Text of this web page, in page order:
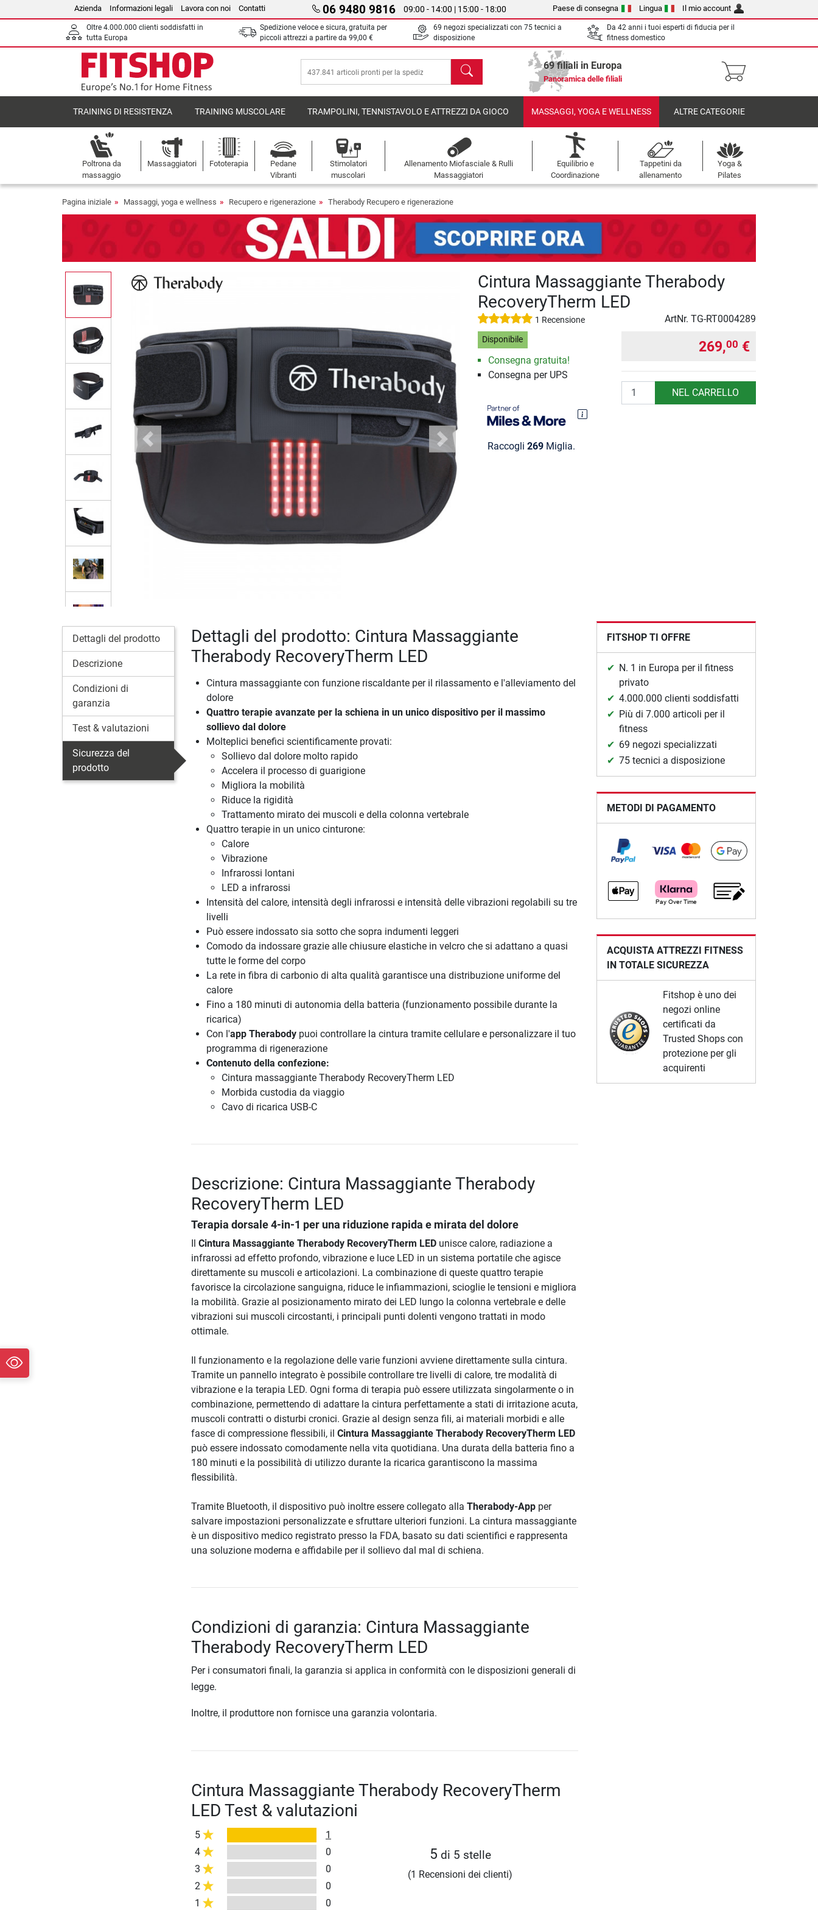
Azienda Informazioni legali Lavora con noi Contatti 06 9480 9816 09:00 - 14:00 | 15:00 - 18:00 Paese di consegna Lingua Il mio account
Oltre 4.000.000 clienti soddisfatti in
tutta Europa
Spedizione veloce e sicura, gratuita per
piccoli attrezzi a partire da 99,00 €
69 negozi specializzati con 75 tecnici a
disposizione
Da 42 anni i tuoi esperti di fiducia per il
fitness domestico
Cerca 69 filiali in Europa
Panoramica delle filiali
TRAINING DI RESISTENZA TRAINING MUSCOLARE TRAMPOLINI, TENNISTAVOLO E ATTREZZI DA GIOCO MASSAGGI, YOGA E WELLNESS ALTRE CATEGORIE
Poltrona da
massaggio
Massaggiatori Fototerapia
Pedane
Vibranti
Stimolatori
muscolari
Allenamento Miofasciale & Rulli
Massaggiatori
Equilibrio e
Coordinazione
Tappetini da
allenamento
Yoga &
Pilates
Pagina iniziale Massaggi, yoga e wellness Recupero e rigenerazione Therabody Recupero e rigenerazione
Previous Next
Cintura Massaggiante Therabody
RecoveryTherm LED
1 Recensione ArtNr. TG-RT0004289
Disponibile
Consegna gratuita!
Consegna per UPS
Raccogli 269Miglia.
269,00 €
Quantità NEL CARRELLO
Dettagli del prodotto
Descrizione
Condizioni di
garanzia
Test & valutazioni
Sicurezza del
prodotto
Dettagli del prodotto: Cintura Massaggiante
Therabody RecoveryTherm LED
Cintura massaggiante con funzione riscaldante per il rilassamento e l'alleviamento del
dolore
Quattro terapie avanzate per la schiena in un unico dispositivo per il massimo
sollievo dal dolore
Molteplici benefici scientificamente provati:
Sollievo dal dolore molto rapido
Accelera il processo di guarigione
Migliora la mobilità
Riduce la rigidità
Trattamento mirato dei muscoli e della colonna vertebrale
Quattro terapie in un unico cinturone:
Calore
Vibrazione
Infrarossi lontani
LED a infrarossi
Intensità del calore, intensità degli infrarossi e intensità delle vibrazioni regolabili su tre
livelli
Può essere indossato sia sotto che sopra indumenti leggeri
Comodo da indossare grazie alle chiusure elastiche in velcro che si adattano a quasi
tutte le forme del corpo
La rete in fibra di carbonio di alta qualità garantisce una distribuzione uniforme del
calore
Fino a 180 minuti di autonomia della batteria (funzionamento possibile durante la
ricarica)
Con l'app Therabodypuoi controllare la cintura tramite cellulare e personalizzare il tuo
programma di rigenerazione
Contenuto della confezione:
Cintura massaggiante Therabody RecoveryTherm LED
Morbida custodia da viaggio
Cavo di ricarica USB-C
Descrizione: Cintura Massaggiante Therabody
RecoveryTherm LED
Terapia dorsale 4-in-1 per una riduzione rapida e mirata del dolore
Il Cintura Massaggiante Therabody RecoveryTherm LEDunisce calore, radiazione a
infrarossi ad effetto profondo, vibrazione e luce LED in un sistema portatile che agisce
direttamente su muscoli e articolazioni. La combinazione di queste quattro terapie
favorisce la circolazione sanguigna, riduce le infiammazioni, scioglie le tensioni e migliora
la mobilità. Grazie al posizionamento mirato dei LED lungo la colonna vertebrale e delle
vibrazioni sui muscoli circostanti, i principali punti dolenti vengono trattati in modo
ottimale.
Il funzionamento e la regolazione delle varie funzioni avviene direttamente sulla cintura.
Tramite un pannello integrato è possibile controllare tre livelli di calore, tre modalità di
vibrazione e la terapia LED. Ogni forma di terapia può essere utilizzata singolarmente o in
combinazione, permettendo di adattare la cintura perfettamente a stati di irritazione acuta,
muscoli contratti o disturbi cronici. Grazie al design senza fili, ai materiali morbidi e alle
fasce di compressione flessibili, il Cintura Massaggiante Therabody RecoveryTherm LED
può essere indossato comodamente nella vita quotidiana. Una durata della batteria fino a
180 minuti e la possibilità di utilizzo durante la ricarica garantiscono la massima
flessibilità.
Tramite Bluetooth, il dispositivo può inoltre essere collegato alla Therabody-Appper
salvare impostazioni personalizzate e sfruttare ulteriori funzioni. La cintura massaggiante
è un dispositivo medico registrato presso la FDA, basato su dati scientifici e rappresenta
una soluzione moderna e affidabile per il sollievo dal mal di schiena.
Condizioni di garanzia: Cintura Massaggiante
Therabody RecoveryTherm LED
Per i consumatori finali, la garanzia si applica in conformità con le disposizioni generali di
legge.
Inoltre, il produttore non fornisce una garanzia volontaria.
Cintura Massaggiante Therabody RecoveryTherm
LED Test & valutazioni
5
1
4
0
3
0
2
0
1
0
5 di 5 stelle
(1 Recensioni dei clienti)
FITSHOP TI OFFRE
N. 1 in Europa per il fitness
privato
4.000.000 clienti soddisfatti
Più di 7.000 articoli per il
fitness
69 negozi specializzati
75 tecnici a disposizione
METODI DI PAGAMENTO
ACQUISTA ATTREZZI FITNESS
IN TOTALE SICUREZZA
Fitshop è uno dei
negozi online
certificati da
Trusted Shops con
protezione per gli
acquirenti